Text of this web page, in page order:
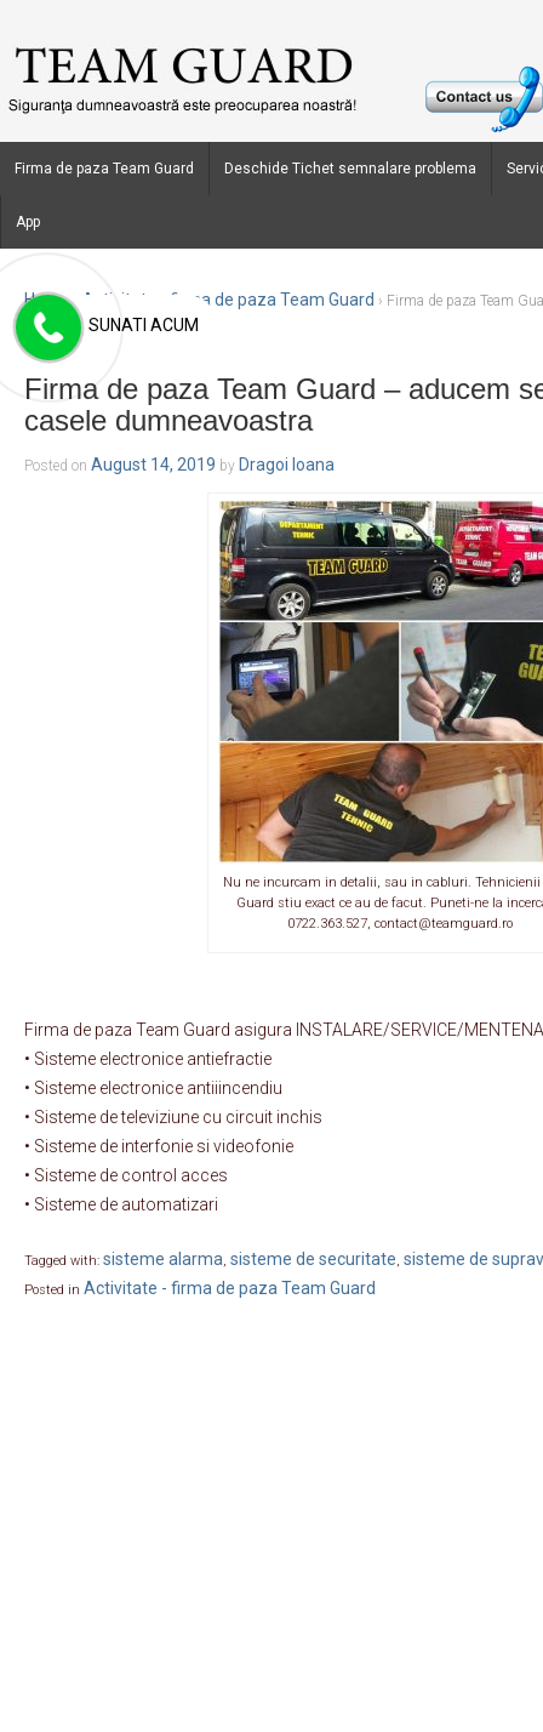
Firma de paza Team Guard Deschide Tichet semnalare problema
App
Home › Activitate - firma de paza Team Guard › Firma de paza Team
dumneavoastra
Firma de paza Team Guard – aducem
casele dumneavoastra
Posted on August 14, 2019 by Dragoi Ioana
Nu ne incurcam in detalii, sau in cabluri. Tehnicienii
Guard stiu exact ce au de facut. Puneti-ne la
0722.363.527, contact@teamguard.ro
Firma de paza Team Guard asigura INSTALARE/SERVICE/
• Sisteme electronice antiefractie
• Sisteme electronice antiiincendiu
• Sisteme de televiziune cu circuit inchis
• Sisteme de interfonie si videofonie
• Sisteme de control acces
• Sisteme de automatizari
Tagged with: sisteme alarma, sisteme de securitate, sisteme de
Posted in Activitate - firma de paza Team Guard
SUNATI ACUM